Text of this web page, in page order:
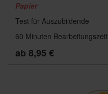
Papier
Test für Auszubildende
60 Minuten Bearbeitungszeit
ab 8,95 €